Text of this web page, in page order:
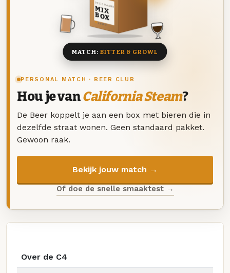
PERSONAL MATCH · BEER CLUB
Hou je vanCalifornia Steam?
De Beer koppelt je aan een box met bieren die in
dezelfde straat wonen. Geen standaard pakket.
Gewoon raak.
Bekijk jouw match →
Of doe de snelle smaaktest →
DEZE MAAND
MIX
BOX
8 BIEREN
MATCH: BITTER & GROWL
Over de C4